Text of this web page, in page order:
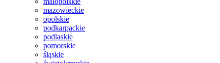
mazowieckie
opolskie
podkarpackie
podlaskie
pomorskie
śląskie